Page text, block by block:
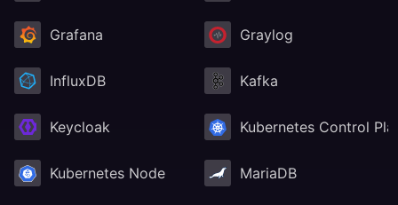
Grafana Graylog
InfluxDB Kafka
Keycloak Kubernetes Control
Kubernetes Node MariaDB